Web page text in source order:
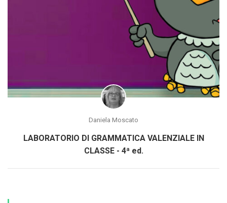
Daniela Moscato
LABORATORIO DI GRAMMATICA VALENZIALE IN
CLASSE - 4ª ed.